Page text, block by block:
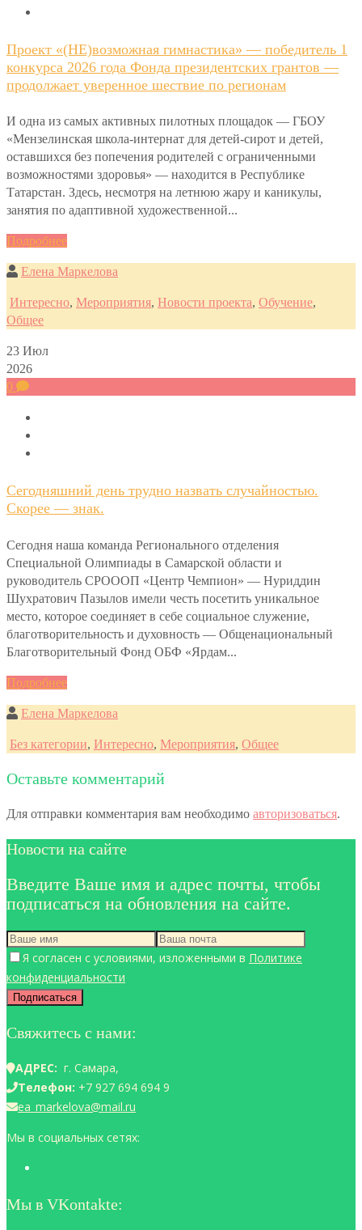
Проект «(НЕ)возможная гимнастика» — победитель 1
конкурса 2026 года Фонда президентских грантов —
продолжает уверенное шествие по регионам
И одна из самых активных пилотных площадок — ГБОУ
«Мензелинская школа-интернат для детей-сирот и детей,
оставшихся без попечения родителей с ограниченными
возможностями здоровья» — находится в Республике
Татарстан. Здесь, несмотря на летнюю жару и каникулы,
занятия по адаптивной художественной...
Подробнее
Елена Маркелова
Интересно, Мероприятия, Новости проекта, Обучение,
Общее
23 Июл
2026
0
Сегодняшний день трудно назвать случайностью.
Скорее — знак.
Сегодня наша команда Регионального отделения
Специальной Олимпиады в Самарской области и
руководитель СРОООП «Центр Чемпион» — Нуриддин
Шухратович Пазылов имели честь посетить уникальное
место, которое соединяет в себе социальное служение,
благотворительность и духовность — Общенациональный
Благотворительный Фонд ОБФ «Ярдам...
Подробнее
Елена Маркелова
Без категории, Интересно, Мероприятия, Общее
Оставьте комментарий
Для отправки комментария вам необходимо авторизоваться.
Новости на сайте
Введите Ваше имя и адрес почты, чтобы
подписаться на обновления на сайте.
Я согласен с условиями, изложенными в Политике
конфиденциальности
Свяжитесь с нами:
АДРЕС: г. Самара,
Телефон: +7 927 694 694 9
ea_markelova@mail.ru
Мы в социальных сетях:
Мы в VKontakte: